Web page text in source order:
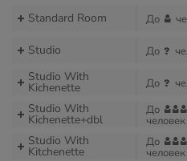
Standard Room До
Studio До
Studio With
Kichenette До
Studio With
Kichenette+dbl
До
человек
Studio With
Kitchenette
До
человек